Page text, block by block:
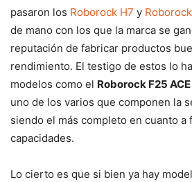
pasaron los Roborock H7 y
de mano con los que la marca se
reputación de fabricar productos
rendimiento. El testigo de estos lo
modelos como el Roborock F25 ACE
uno de los varios que componen la
siendo el más completo en cuanto a
capacidades.
Lo cierto es que si bien ya hay